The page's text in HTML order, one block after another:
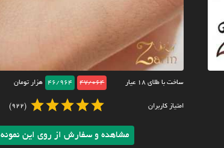
ساخت با طلای ۱۸ عیار 47/064
46/964 هزار تومان
امتیاز کاربران (922)
مشاهده و سفارش از روی این نمونه